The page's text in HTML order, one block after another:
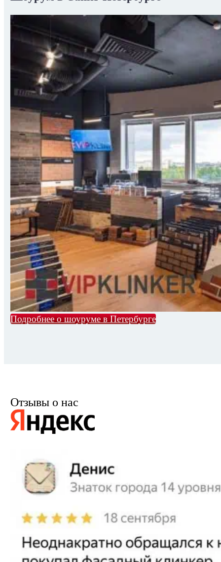
Подробнее о шоуруме в Петербурге
Отзывы о нас